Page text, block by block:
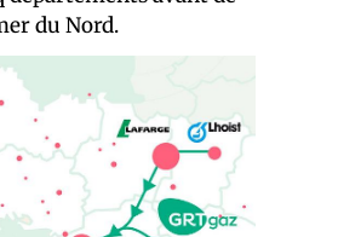
du Nord.